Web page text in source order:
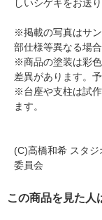
しいシゲキをお送
※掲載の写真はサ
部仕様等異なる場合
※商品の塗装は彩
差異があります。
※台座や支柱は試
ます。
(C)高橋和希 スタ
委員会
この商品を見た人